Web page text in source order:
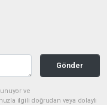
Gönder
ve
ilgili doğrudan veya dolaylı